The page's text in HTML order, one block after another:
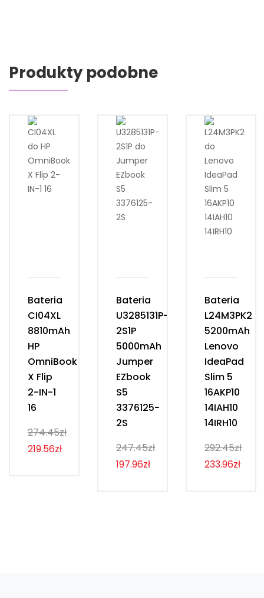
Produkty podobne
Bateria
CI04XL
8810mAh
HP
OmniBook
X Flip
2-IN-1
16
274.45zł
219.56zł
Bateria
U3285131P-
2S1P
5000mAh
Jumper
EZbook
S5
3376125-
2S
247.45zł
197.96zł
Bateria
L24M3PK2
5200mAh
Lenovo
IdeaPad
Slim 5
16AKP10
14IAH10
14IRH10
292.45zł
233.96zł